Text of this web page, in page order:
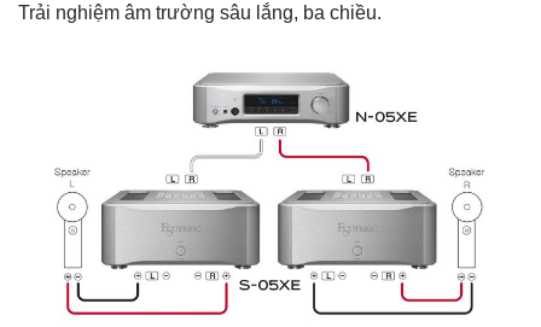
Trải nghiệm âm trường sâu lắng, ba chiều.